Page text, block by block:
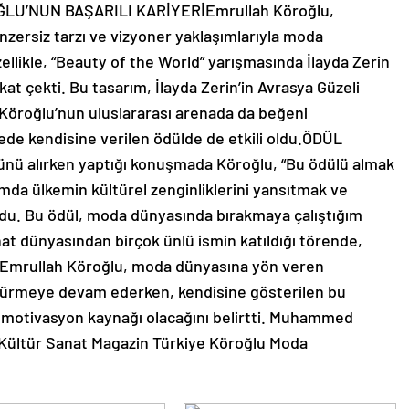
BAŞARILI KARİYERİEmrullah Köroğlu,
tarzı ve vizyoner yaklaşımlarıyla moda
“Beauty of the World” yarışmasında İlayda Zerin
çekti. Bu tasarım, İlayda Zerin’in Avrasya Güzeli
uluslararası arenada da beğeni
kendisine verilen ödülde de etkili oldu.ÖDÜL
alırken yaptığı konuşmada Köroğlu, “Bu ödülü almak
ülkemin kültürel zenginliklerini yansıtmak ve
Bu ödül, moda dünyasında bırakmaya çalıştığım
dünyasından birçok ünlü ismin katıldığı törende,
Köroğlu, moda dünyasına yön veren
devam ederken, kendisine gösterilen bu
kaynağı olacağını belirtti. Muhammed
Sanat Magazin Türkiye Köroğlu Moda